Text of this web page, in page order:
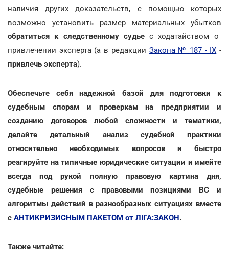
наличия других доказательств, с помощью которых
возможно установить размер материальных убытков
обратиться к следственному судьес ходатайством о
привлечении эксперта (а в редакции Закона № 187 - IX -
привлечь эксперта).
Обеспечьте себя надежной базой для подготовки к
судебным спорам и проверкам на предприятии и
созданию договоров любой сложности и тематики,
делайте детальный анализ судебной практики
относительно необходимых вопросов и быстро
реагируйте на типичные юридические ситуации и имейте
всегда под рукой полную правовую картина дня,
судебные решения с правовыми позициями ВС и
алгоритмы действий в разнообразных ситуациях вместе
с АНТИКРИЗИСНЫМ ПАКЕТОМ от ЛІГА:ЗАКОН.
Также читайте: